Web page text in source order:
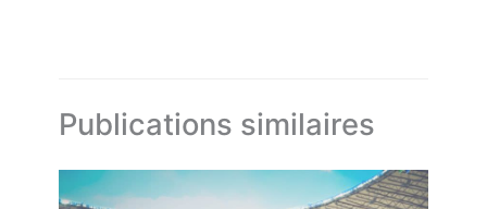
Publications similaires